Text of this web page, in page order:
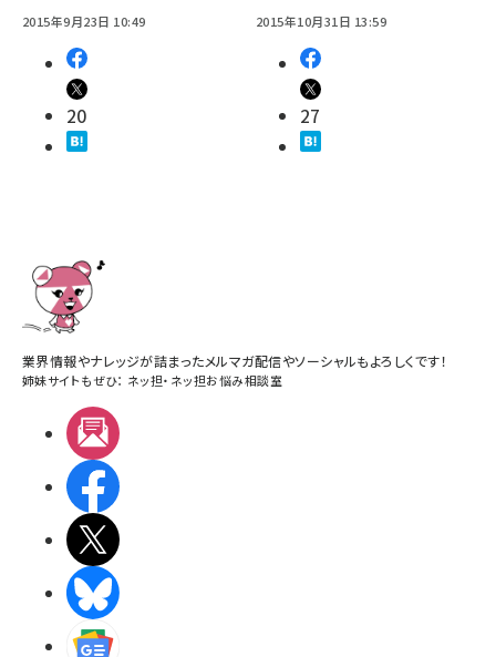
2015年9月23日 10:49
20
2015年10月31日 13:59
27
業界情報やナレッジが詰まったメルマガ配信やソーシャルもよろしくです！
姉妹サイトもぜひ： ネッ担・ ネッ担お悩み相談室